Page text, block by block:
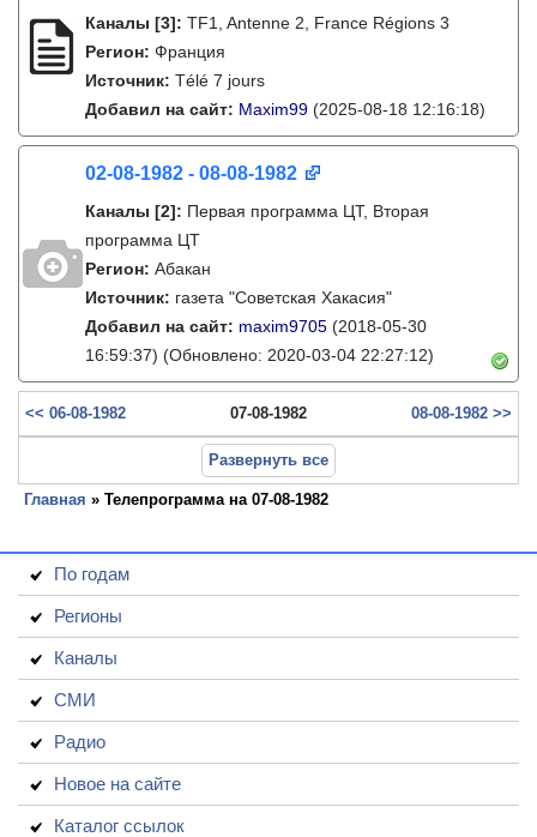
Каналы [3]: TF1, Antenne 2, France Régions 3
Регион: Франция
Источник: Télé 7 jours
Добавил на сайт: Maxim99 (2025-08-18 12:16:18)
02-08-1982 - 08-08-1982
Каналы [2]: Первая программа ЦТ, Вторая
программа ЦТ
Регион: Абакан
Источник: газета "Советская Хакасия"
Добавил на сайт: maxim9705 (2018-05-30
16:59:37) (Обновлено: 2020-03-04 22:27:12)
<< 06-08-1982 07-08-1982 08-08-1982 >>
Развернуть все
Главная » Телепрограмма на 07-08-1982
По годам
Регионы
Каналы
СМИ
Радио
Новое на сайте
Каталог ссылок